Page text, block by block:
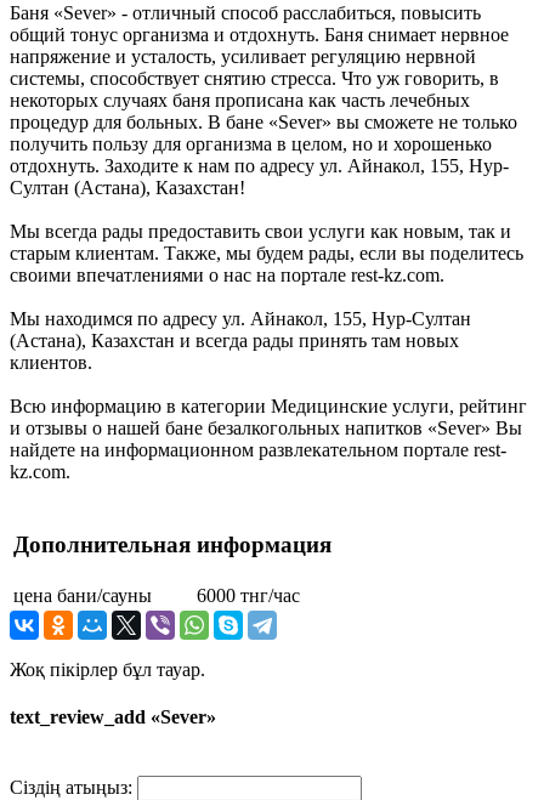
Баня «Sever» - отличный способ расслабиться, повысить
общий тонус организма и отдохнуть. Баня снимает нервное
напряжение и усталость, усиливает регуляцию нервной
системы, способствует снятию стресса. Что уж говорить, в
некоторых случаях баня прописана как часть лечебных
процедур для больных. В бане «Sever» вы сможете не только
получить пользу для организма в целом, но и хорошенько
отдохнуть. Заходите к нам по адресу ул. Айнакол, 155, Нур-
Султан (Астана), Казахстан!
Мы всегда рады предоставить свои услуги как новым, так и
старым клиентам. Также, мы будем рады, если вы поделитесь
своими впечатлениями о нас на портале rest-kz.com.
Мы находимся по адресу ул. Айнакол, 155, Нур-Султан
(Астана), Казахстан и всегда рады принять там новых
клиентов.
Всю информацию в категории Медицинские услуги, рейтинг
и отзывы о нашей бане безалкогольных напитков «Sever» Вы
найдете на информационном развлекательном портале rest-
kz.com.
Дополнительная информация
цена бани/сауны 6000 тнг/час
Жоқ пікірлер бұл тауар.
text_review_add «Sever»
Сіздің атыңыз: